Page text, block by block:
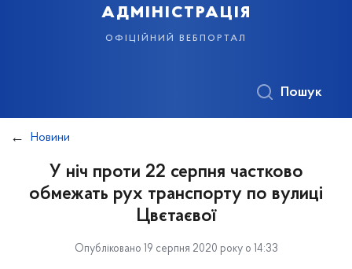
адміністрація
офіційний вебпортал
Пошук
Новини
У ніч проти 22 серпня частково
обмежать рух транспорту по вулиці
Цвєтаєвої
Опубліковано 19 серпня 2020 року о 14:33